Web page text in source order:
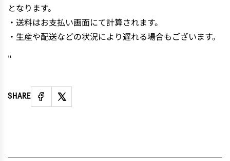
となります。
・送料はお支払い画面にて計算されます。
・生産や配送などの状況により遅れる場合もございます。
"
SHARE